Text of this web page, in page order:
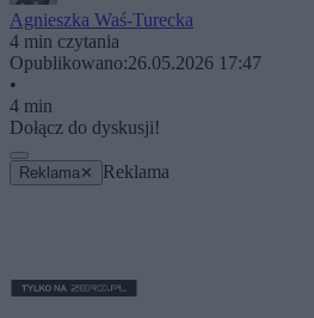
Agnieszka Waś-Turecka
4 min czytania
Opublikowano:26.05.2026 17:47
•
4 min
Dołącz do dyskusji!
Reklama ✕ Reklama